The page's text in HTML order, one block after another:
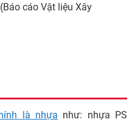
cáo Vật liệu Xây
là nhựa như: nhựa PS